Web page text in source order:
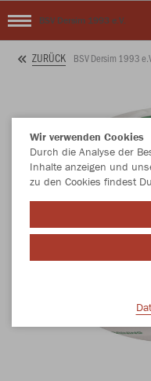
BSV Dersim 1993 e.V.
ZURÜCK BSV Dersim 1993
Wir verwenden Cookies
Durch die Analyse der
Inhalte anzeigen und
zu den Cookies findest